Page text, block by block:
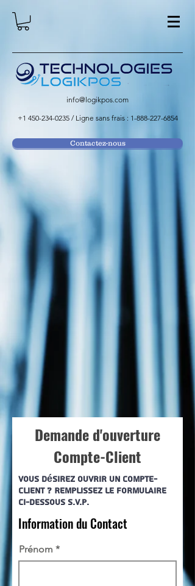
info@logikpos.com
+1 450-234-0235/ Ligne sans frais : 1-888-227-6854
Contactez-nous
Demande d'ouverture
Compte-Client
Vous désirez ouvrir un compte-
client ? Remplissez le formulaire
ci-dessous s.v.p.
Information du Contact
Prénom